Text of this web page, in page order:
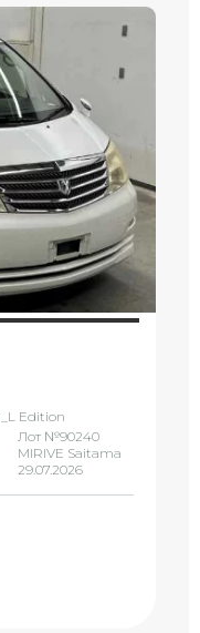
Edition
Лот №90240
MIRIVE Saitama
29.07.2026